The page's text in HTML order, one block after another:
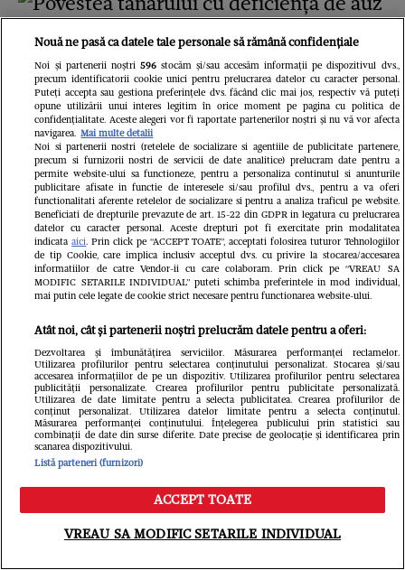
Povestea tânărului cu deficiență de
auz care reprezintă România la
concursuri mondiale de frumusețe:
„Limitele există doar atunci când
renunțăm la visurile noastre”
Meniu Caută
Nouă ne pasă ca datele tale personale să rămână confidențiale
Noi și partenerii noștri 596stocăm și/sau accesăm informații pe dispozitivul dvs.,
precum identificatorii cookie unici pentru prelucrarea datelor cu caracter personal.
Puteți accepta sau gestiona preferințele dvs. făcând clic mai jos, respectiv vă puteți
opune utilizării unui interes legitim în orice moment pe pagina cu politica de
confidențialitate. Aceste alegeri vor fi raportate partenerilor noștri și nu vă vor afecta
navigarea. Mai multe detalii
Noi si partenerii nostri (retelele de socializare si agentiile de publicitate partenere,
precum si furnizorii nostri de servicii de date analitice) prelucram date pentru a
permite website-ului sa functioneze, pentru a personaliza continutul si anunturile
publicitare afisate in functie de interesele si/sau profilul dvs., pentru a va oferi
functionalitati aferente retelelor de socializare si pentru a analiza traficul pe website.
Beneficiati de drepturile prevazute de art. 15-22 din GDPR in legatura cu prelucrarea
datelor cu caracter personal. Aceste drepturi pot fi exercitate prin modalitatea
indicataaici. Prin click pe “ACCEPT TOATE”, acceptati folosirea tuturor Tehnologiilor
de tip Cookie, care implica inclusiv acceptul dvs. cu privire la stocarea/accesarea
informatiilor de catre Vendor-ii cu care colaboram. Prin click pe “VREAU SA
MODIFIC SETARILE INDIVIDUAL” puteti schimba preferintele in mod individual,
mai putin cele legate de cookie strict necesare pentru functionarea website-ului.
Atât noi, cât și partenerii noștri prelucrăm datele pentru a oferi:
Dezvoltarea și îmbunătățirea serviciilor. Măsurarea performanței reclamelor.
Utilizarea profilurilor pentru selectarea conținutului personalizat. Stocarea și/sau
accesarea informațiilor de pe un dispozitiv. Utilizarea profilurilor pentru selectarea
publicității personalizate. Crearea profilurilor pentru publicitate personalizată.
Utilizarea de date limitate pentru a selecta publicitatea. Crearea profilurilor de
conținut personalizat. Utilizarea datelor limitate pentru a selecta conținutul.
Măsurarea performanței conținutului. Înțelegerea publicului prin statistici sau
combinații de date din surse diferite. Date precise de geolocație și identificarea prin
scanarea dispozitivului.
Listă parteneri (furnizori)
ACCEPT TOATE
VREAU SA MODIFIC SETARILE INDIVIDUAL